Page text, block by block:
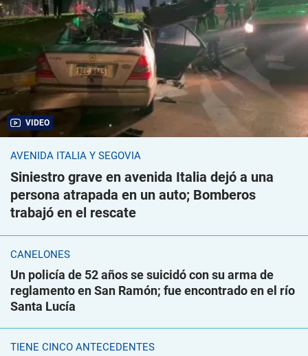
VIDEO
AVENIDA ITALIA Y SEGOVIA
Siniestro grave en avenida Italia dejó a una
persona atrapada en un auto; Bomberos
trabajó en el rescate
CANELONES
Un policía de 52 años se suicidó con su arma de
reglamento en San Ramón; fue encontrado en el río
Santa Lucía
TIENE CINCO ANTECEDENTES